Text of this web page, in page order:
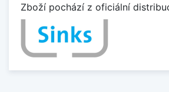
Zboží pochází z oficiální